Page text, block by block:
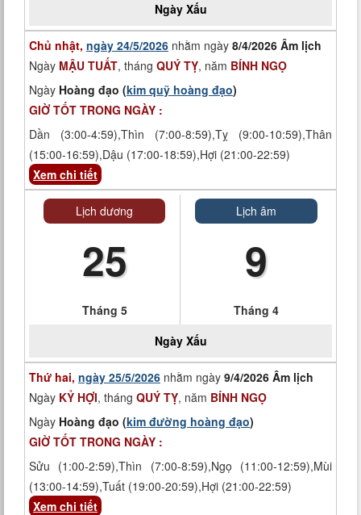
Ngày Xấu
Chủ nhật, ngày 24/5/2026 nhằm ngày 8/4/2026 Âm lịch
Ngày MẬU TUẤT, tháng QUÝ TỴ, năm BÍNH NGỌ
Ngày Hoàng đạo (kim quỹ hoàng đạo)
GIỜ TỐT TRONG NGÀY :
Dần (3:00-4:59),Thìn (7:00-8:59),Tỵ (9:00-10:59),Thân
(15:00-16:59),Dậu (17:00-18:59),Hợi (21:00-22:59)
Xem chi tiết
Lịch dương
25
Tháng 5
Lịch âm
9
Tháng 4
Ngày Xấu
Thứ hai, ngày 25/5/2026 nhằm ngày 9/4/2026 Âm lịch
Ngày KỶ HỢI, tháng QUÝ TỴ, năm BÍNH NGỌ
Ngày Hoàng đạo (kim đường hoàng đạo)
GIỜ TỐT TRONG NGÀY :
Sửu (1:00-2:59),Thìn (7:00-8:59),Ngọ (11:00-12:59),Mùi
(13:00-14:59),Tuất (19:00-20:59),Hợi (21:00-22:59)
Xem chi tiết